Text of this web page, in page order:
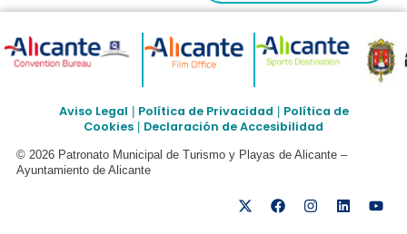
Aviso Legal Política de Privacidad
Política de
Cookies
Declaración de Accesibilidad
© 2026 Patronato Municipal de Turismo y Playas de Alicante –
Ayuntamiento de Alicante